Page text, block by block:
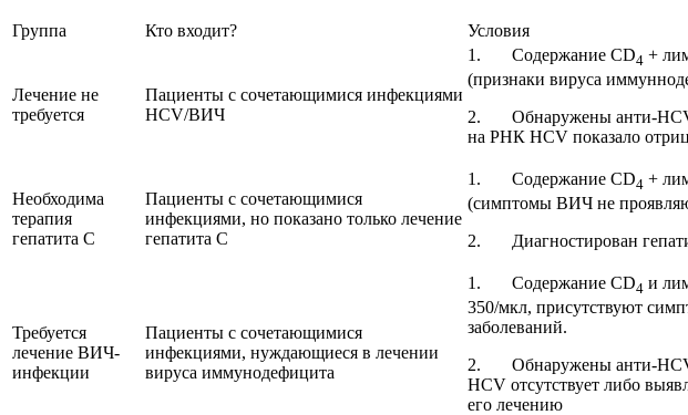
Группа Кто входит? Условия
Лечение не
требуется
Пациенты с сочетающимися инфекциями
HCV/ВИЧ
1. Содержание CD4 +
(признаки вируса
2. Обнаружены анти-HCV,
на РНК HCV показало
Необходима
терапия
гепатита С
Пациенты с сочетающимися
инфекциями, но показано только лечение
гепатита С
1. Содержание CD4 +
(симптомы ВИЧ не
2. Диагностирован
Требуется
лечение ВИЧ-
инфекции
Пациенты с сочетающимися
инфекциями, нуждающиеся в лечении
вируса иммунодефицита
1. Содержание CD4 и
350/мкл, присутствуют
заболеваний.
2. Обнаружены анти-
HCV отсутствует либо
его лечению